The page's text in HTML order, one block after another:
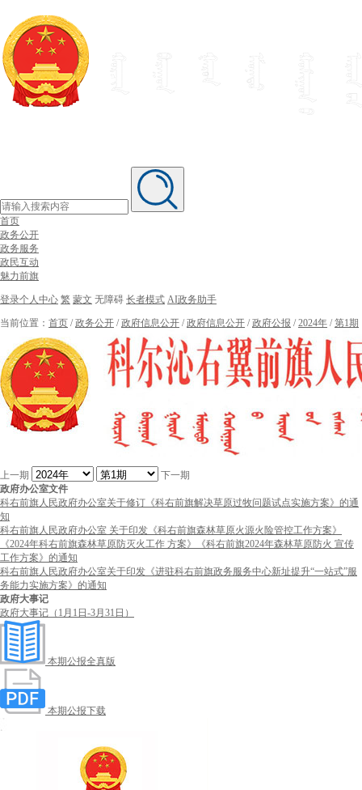
首页
政务公开
政务服务
政民互动
魅力前旗
登录个人中心 繁 蒙文 无障碍 长者模式 AI政务助手
当前位置： 首页 /政务公开 /政府信息公开 /政府信息公开 /政府公报 /2024年 /第1期
上一期
下一期
政府办公室文件
科右前旗人民政府办公室关于修订《科右前旗解决草原过牧问题试点实施方案》的通
知
科右前旗人民政府办公室 关于印发《科右前旗森林草原火源火险管控工作方案》
《2024年科右前旗森林草原防灭火工作 方案》《科右前旗2024年森林草原防火 宣传
工作方案》的通知
科右前旗人民政府办公室关于印发《进驻科右前旗政务服务中心新址提升“一站式”服
务能力实施方案》的通知
政府大事记
政府大事记（1月1日-3月31日）
本期公报全真版
本期公报下载